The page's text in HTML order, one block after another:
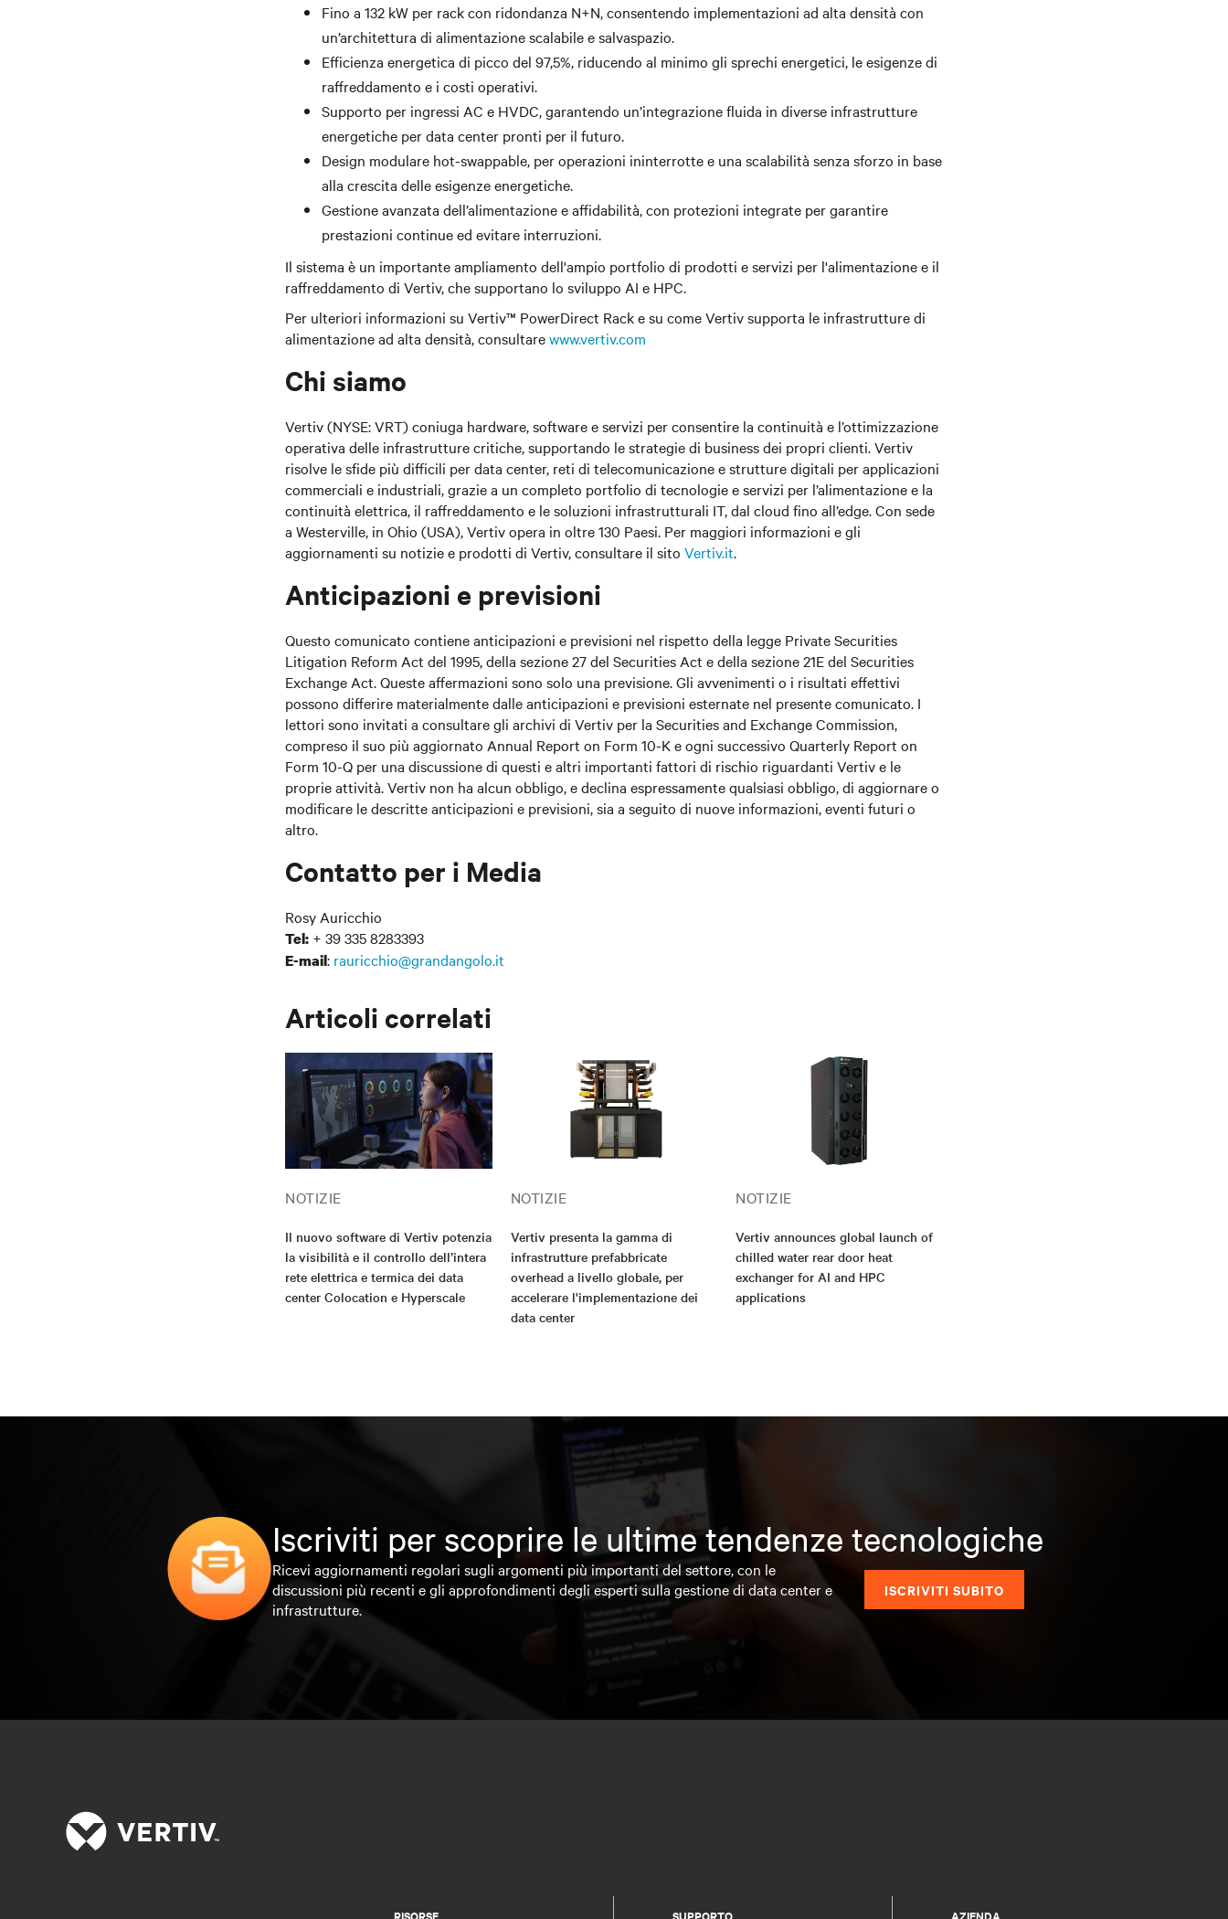
Fino a 132 kW per rack con ridondanza N+N, consentendo implementazioni ad alta densità con
un’architettura di alimentazione scalabile e salvaspazio.
Efficienza energetica di picco del 97,5%, riducendo al minimo gli sprechi energetici, le esigenze di
raffreddamento e i costi operativi.
Supporto per ingressi AC e HVDC, garantendo un’integrazione fluida in diverse infrastrutture
energetiche per data center pronti per il futuro.
Design modulare hot-swappable, per operazioni ininterrotte e una scalabilità senza sforzo in base
alla crescita delle esigenze energetiche.
Gestione avanzata dell’alimentazione e affidabilità, con protezioni integrate per garantire
prestazioni continue ed evitare interruzioni.
Il sistema è un importante ampliamento dell'ampio portfolio di prodotti e servizi per l'alimentazione e il
raffreddamento di Vertiv, che supportano lo sviluppo AI e HPC.
Per ulteriori informazioni su Vertiv™ PowerDirect Rack e su come Vertiv supporta le infrastrutture di
alimentazione ad alta densità, consultarewww.vertiv.com
Chi siamo
Vertiv (NYSE: VRT)coniuga hardware, software e servizi per consentire la continuità e l’ottimizzazione
operativa delle infrastrutture critiche, supportando le strategie di business dei propri clienti. Vertiv
risolve le sfide più difficili per data center, reti di telecomunicazione e strutture digitali per applicazioni
commerciali e industriali, grazie a un completo portfolio di tecnologie e servizi per l’alimentazione e la
continuità elettrica, il raffreddamento e le soluzioni infrastrutturali IT, dal cloud fino all’edge. Con sede
a Westerville, in Ohio (USA), Vertiv opera in oltre 130 Paesi. Per maggiori informazioni e gli
aggiornamenti su notizie e prodotti di Vertiv, consultare il sito Vertiv.it.
Anticipazioni e previsioni
Questo comunicato contiene anticipazioni e previsioni nel rispetto della legge Private Securities
Litigation Reform Act del 1995, della sezione 27 del Securities Act e della sezione 21E del Securities
Exchange Act. Queste affermazioni sono solo una previsione. Gli avvenimenti o i risultati effettivi
possono differire materialmente dalle anticipazioni e previsioni esternate nel presente comunicato. I
lettori sono invitati a consultare gli archivi di Vertiv per la Securities and Exchange Commission,
compreso il suo più aggiornato Annual Report on Form 10-K e ogni successivo Quarterly Report on
Form 10-Q per una discussione di questi e altri importanti fattori di rischio riguardanti Vertiv e le
proprie attività. Vertiv non ha alcun obbligo, e declina espressamente qualsiasi obbligo, di aggiornare o
modificare le descritte anticipazioni e previsioni, sia a seguito di nuove informazioni, eventi futuri o
altro.
Contatto per i Media
Rosy Auricchio
Tel: + 39 335 8283393
E-mail: rauricchio@grandangolo.it
Articoli correlati
NOTIZIE
Il nuovo software di Vertiv potenzia
la visibilità e il controllo dell’intera
rete elettrica e termica dei data
center Colocation e Hyperscale
NOTIZIE
Vertiv presenta la gamma di
infrastrutture prefabbricate
overhead a livello globale, per
accelerare l'implementazione dei
data center
NOTIZIE
Vertiv announces global launch of
chilled water rear door heat
exchanger for AI and HPC
applications
Iscriviti per scoprire le ultime tendenze tecnologiche
Ricevi aggiornamenti regolari sugli argomenti più importanti del settore, con le
discussioni più recenti e gli approfondimenti degli esperti sulla gestione di data center e
infrastrutture.
ISCRIVITI SUBITO